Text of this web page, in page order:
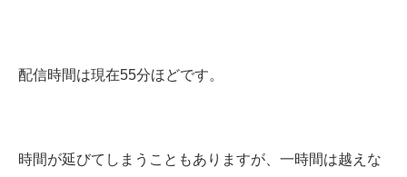
配信時間は現在55分ほどです。
時間が延びてしまうこともありますが、一時間は越えな